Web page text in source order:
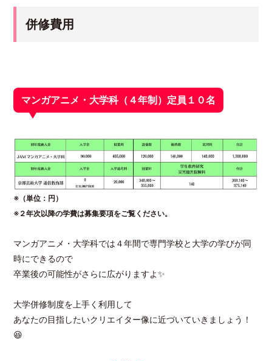
併修費用
マンガアニメ・大学科（４年制）定員１０名
※（単位：円）
※２年次以降の学費は募集要項をご覧ください。
マンガアニメ・大学科では４年間で専門学校と大学の学びが同
時にできるので
卒業後の可能性がさらに広がりますよ✨
大学併修制度を上手く利用して
あなたの目指したいクリエイター像に近づいていきましょう！
😆